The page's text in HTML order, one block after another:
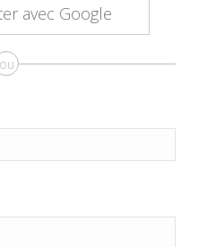
avec Google
ou